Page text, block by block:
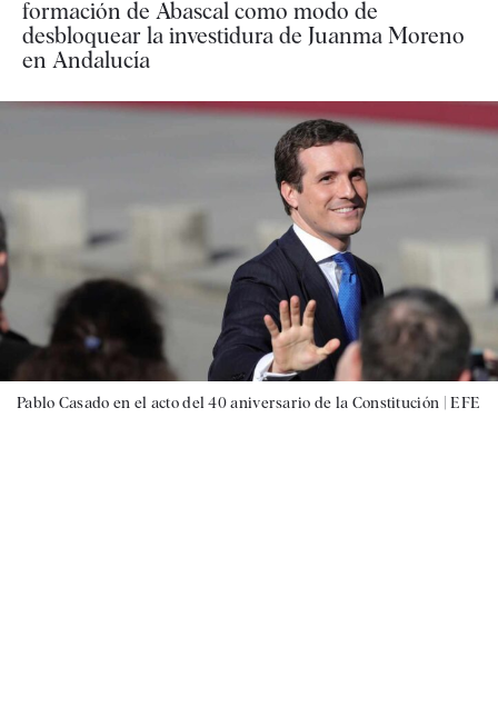
formación de Abascal como modo de
desbloquear la investidura de Juanma Moreno
en Andalucía
Pablo Casado en el acto del 40 aniversario de la Constitución |EFE